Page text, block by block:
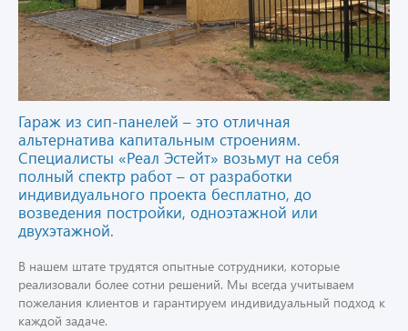
Гараж из сип-панелей – это отличная
альтернатива капитальным строениям.
Специалисты «Реал Эстейт» возьмут на себя
полный спектр работ – от разработки
индивидуального проекта бесплатно, до
возведения постройки, одноэтажной или
двухэтажной.
В нашем штате трудятся опытные сотрудники, которые
реализовали более сотни решений. Мы всегда учитываем
пожелания клиентов и гарантируем индивидуальный подход к
каждой задаче.